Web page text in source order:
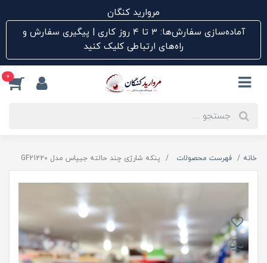
مروارید کنگان
آماده‌سازی سفارش‌ها: ۳ تا ۴ روز کاری | پیگیری سفارش و
راه‌های ارتباطی کلیک کنید
0
خانه فهرست محصولات پنکه شارژی چند حالته جیپاس مدل GF21220